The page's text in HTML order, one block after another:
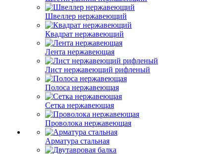
Швеллер нержавеющий
Квадрат нержавеющий
Лента нержавеющая
Лист нержавеющий рифленый
Полоса нержавеющая
Сетка нержавеющая
Проволока нержавеющая
Арматура стальная